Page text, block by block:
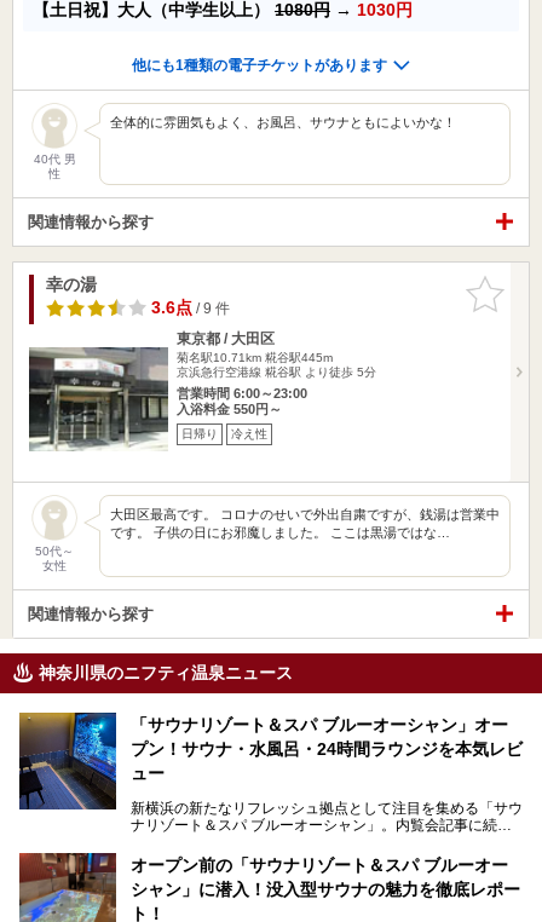
【土日祝】大人（中学生以上） 1080円 → 1030円
他にも1種類の電子チケットがあります
40代 男
性
全体的に雰囲気もよく、お風呂、サウナともによいかな！
関連情報から探す
お気に入
りに追加
幸の湯
3.6点/ 9 件
東京都 / 大田区
菊名駅10.71km 糀谷駅445m
京浜急行空港線 糀谷駅 より徒歩 5分
営業時間 6:00～23:00
入浴料金 550円～
日帰り 冷え性
50代～
女性
大田区最高です。 コロナのせいで外出自粛ですが、銭湯は営業中
です。 子供の日にお邪魔しました。 ここは黒湯ではな…
関連情報から探す
神奈川県のニフティ温泉ニュース
「サウナリゾート＆スパ ブルーオーシャン」オー
プン！サウナ・水風呂・24時間ラウンジを本気レビ
ュー
新横浜の新たなリフレッシュ拠点として注目を集める「サウ
ナリゾート＆スパ ブルーオーシャン」。内覧会記事に続
す。サウナや水風呂の気持ちよさはもちろん、リラックスス
ペースの過ごしやすさまで徹底チェック。新横浜エリアで日
常の疲れをリセットしたい人、ライブやスポーツ観戦遠征組
は必見です。
オープン前の「サウナリゾート＆スパ ブルーオー
シャン」に潜入！没入型サウナの魅力を徹底レポー
ト！